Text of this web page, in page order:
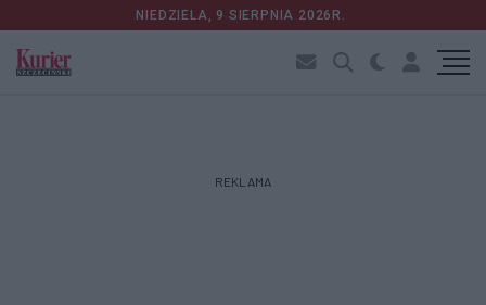
NIEDZIELA, 9 SIERPNIA 2026R.
REKLAMA